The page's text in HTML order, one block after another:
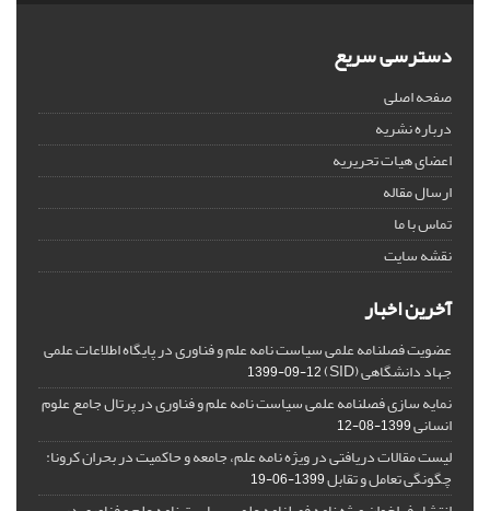
دسترسی سریع
صفحه اصلی
درباره نشریه
اعضای هیات تحریریه
ارسال مقاله
تماس با ما
نقشه سایت
آخرین اخبار
عضویت فصلنامه علمی سیاست نامه علم و فناوری در پایگاه اطلاعات علمی
جهاد دانشگاهی (SID) 1399-09-12
نمایه سازی فصلنامه علمی سیاست نامه علم و فناوری در پرتال جامع علوم
انسانی1399-08-12
لیست مقالات دریافتی در ویژه نامه علم، جامعه و حاکمیت در بحران کرونا:
چگونگی تعامل و تقابل1399-06-19